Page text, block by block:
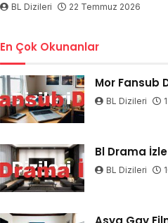
BL Dizileri 22 Temmuz 2026
En Çok Okunanlar
Mor Fansub
BL Dizileri
Bl Drama İzle
BL Dizileri